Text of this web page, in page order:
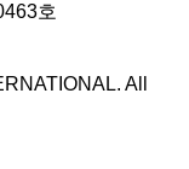
호
All